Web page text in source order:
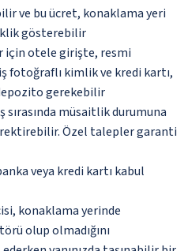
ve bu ücret, konaklama yeri
gösterebilir
için otele girişte, resmi
fotoğraflı kimlik ve kredi kartı,
gerekebilir
müsaitlik durumuna
Özel talepler garanti
veya kredi kartı kabul
konaklama yerinde
olup olmadığını